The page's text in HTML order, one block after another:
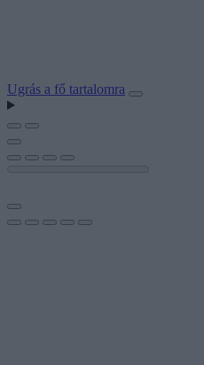
Ugrás a fő tartalomra